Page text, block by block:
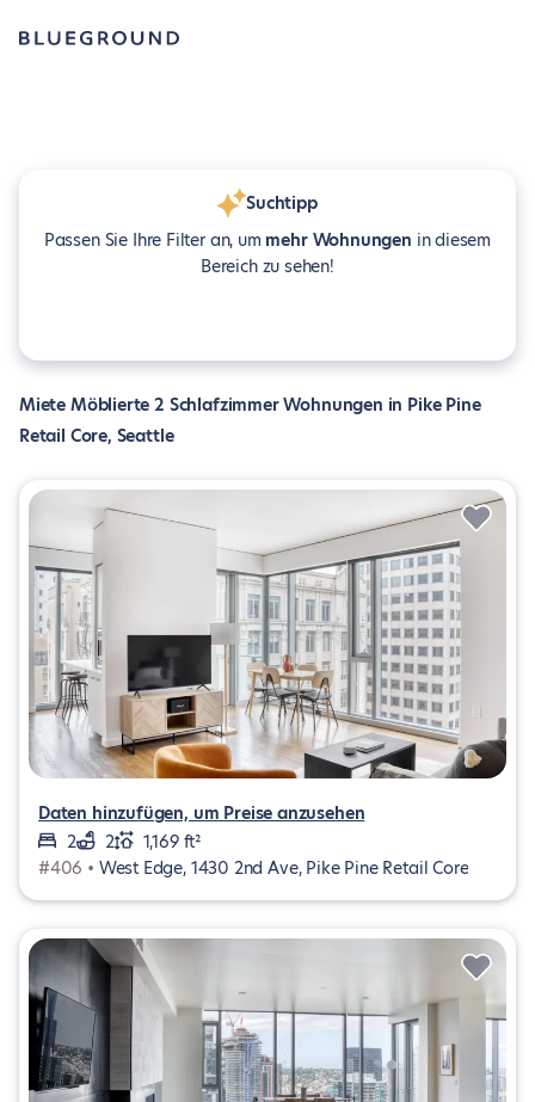
Suchtipp
Passen Sie Ihre Filter an, um mehr Wohnungen in diesem
Bereich zu sehen!
Miete Möblierte 2 Schlafzimmer Wohnungen in Pike Pine
Retail Core, Seattle
Daten hinzufügen, um Preise anzusehen
2
2
1,169 ft²
#406 • West Edge, 1430 2nd Ave, Pike Pine Retail Core